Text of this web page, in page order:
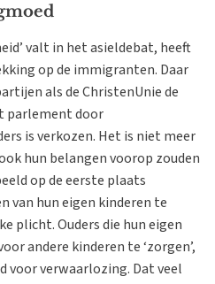
valt in het asieldebat, heeft
op de immigranten. Daar
als de ChristenUnie de
parlement door
is verkozen. Het is niet meer
hun belangen voorop zouden
op de eerste plaats
van hun eigen kinderen te
plicht. Ouders die hun eigen
andere kinderen te ‘zorgen’,
voor verwaarlozing. Dat veel